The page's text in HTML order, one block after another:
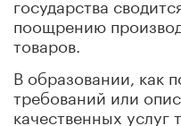
поощрению
товаров.
В образовании, как
требований или
качественных услуг